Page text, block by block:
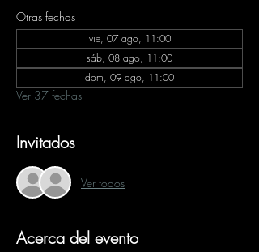
Otras fechas
vie, 07 ago, 11:00
sáb, 08 ago, 11:00
dom, 09 ago, 11:00
Ver 37 fechas
Invitados
Ver todos
Acerca del evento